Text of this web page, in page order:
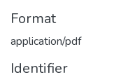
Format
application/pdf
Identifier